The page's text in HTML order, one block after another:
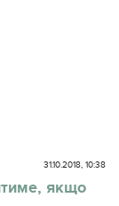
31.10.2018, 10:38
якщо